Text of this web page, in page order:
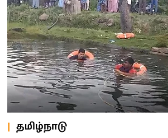
தமிழ்நாடு